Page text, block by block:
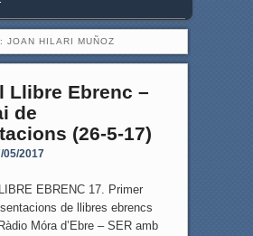
JOAN HILARI MUÑOZ
Llibre Ebrenc –
de
(26-5-17)
05/2017
EBRENC 17. Primer
de llibres ebrencs
Móra d’Ebre – SER amb